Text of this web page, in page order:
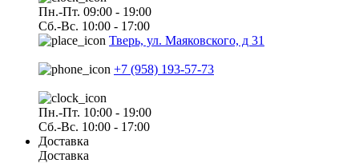
Пн.-Пт. 09:00 - 19:00
Сб.-Вс. 10:00 - 17:00
Тверь, ул. Маяковского, д 31
+7 (958) 193-57-73
Пн.-Пт. 10:00 - 19:00
Сб.-Вс. 10:00 - 17:00
Доставка
Доставка